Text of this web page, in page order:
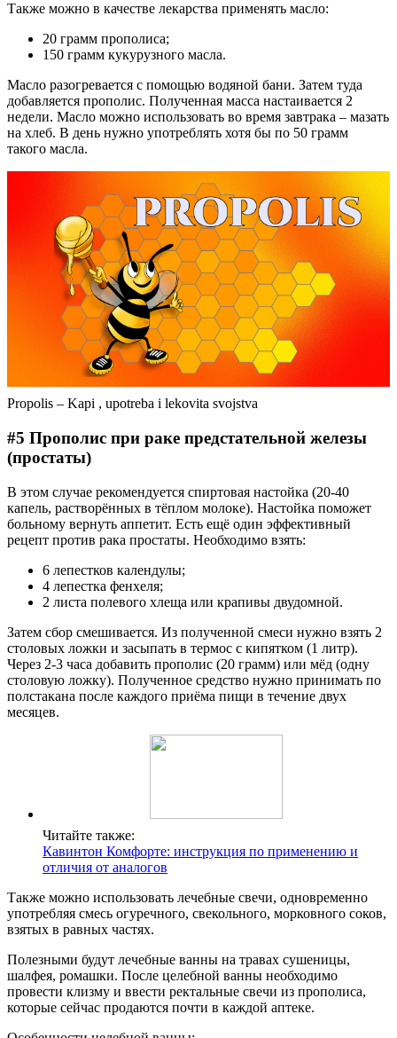
Также можно в качестве лекарства применять масло:
20 грамм прополиса;
150 грамм кукурузного масла.
Масло разогревается с помощью водяной бани. Затем туда
добавляется прополис. Полученная масса настаивается 2
недели. Масло можно использовать во время завтрака – мазать
на хлеб. В день нужно употреблять хотя бы по 50 грамм
такого масла.
Propolis – Kapi , upotreba i lekovita svojstva
#5 Прополис при раке предстательной железы
(простаты)
В этом случае рекомендуется спиртовая настойка (20-40
капель, растворённых в тёплом молоке). Настойка поможет
больному вернуть аппетит. Есть ещё один эффективный
рецепт против рака простаты. Необходимо взять:
6 лепестков календулы;
4 лепестка фенхеля;
2 листа полевого хлеща или крапивы двудомной.
Затем сбор смешивается. Из полученной смеси нужно взять 2
столовых ложки и засыпать в термос с кипятком (1 литр).
Через 2-3 часа добавить прополис (20 грамм) или мёд (одну
столовую ложку). Полученное средство нужно принимать по
полстакана после каждого приёма пищи в течение двух
месяцев.
Читайте также:
Кавинтон Комфорте: инструкция по применению и
отличия от аналогов
Также можно использовать лечебные свечи, одновременно
употребляя смесь огуречного, свекольного, морковного соков,
взятых в равных частях.
Полезными будут лечебные ванны на травах сушеницы,
шалфея, ромашки. После целебной ванны необходимо
провести клизму и ввести ректальные свечи из прополиса,
которые сейчас продаются почти в каждой аптеке.